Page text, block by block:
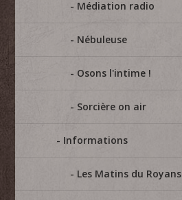
Médiation radio
Nébuleuse
Osons l'intime !
Sorcière on air
Informations
Les Matins du Royans